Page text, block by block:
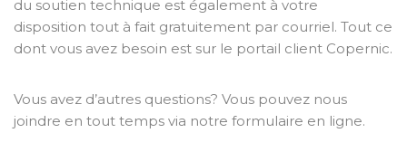
du soutien technique est également à votre
disposition tout à fait gratuitement par courriel. Tout ce
dont vous avez besoin est sur le portail client Copernic.
Vous avez d’autres questions? Vous pouvez nous
joindre en tout temps via notre formulaire en ligne.